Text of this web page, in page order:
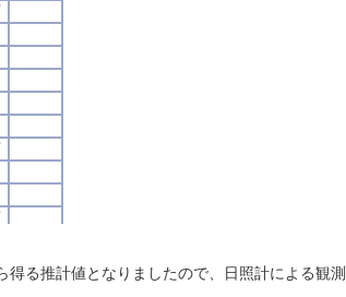
る推計値となりましたので、日照計による観